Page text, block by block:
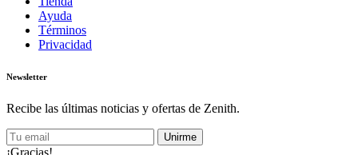
Ayuda
Términos
Privacidad
Newsletter
Recibe las últimas noticias y ofertas de Zenith.
Unirme
¡Gracias!